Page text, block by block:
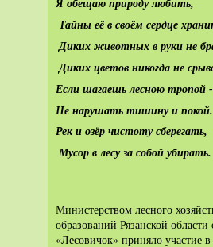
Я обещаю природу любить,
Тайны её в своём сердце
Диких животных в руки не
Диких цветов никогда не
Если шагаешь лесною тропой -
Не нарушать тишину и покой.
Рек и озёр чистоту сберегать,
Мусор влесу за собой убирать.
Министерством лесного
образований Рязанской
«Лесовичок» приняло участие в